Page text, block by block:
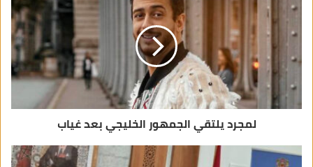
و
ي
لمجرد يلتقي الجمهور الخليجي بعد غياب